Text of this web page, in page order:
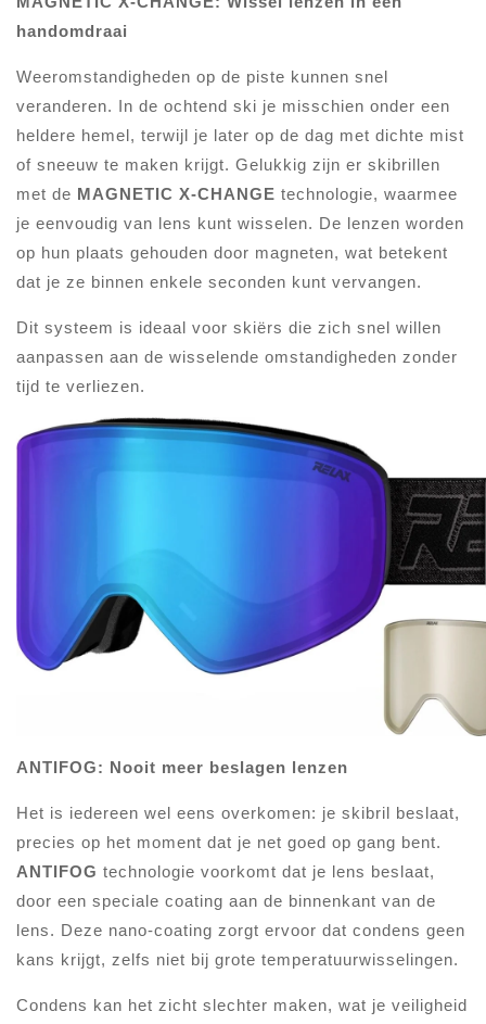
handomdraai
Weeromstandigheden op de piste kunnen snel
veranderen. In de ochtend ski je misschien onder een
heldere hemel, terwijl je later op de dag met dichte mist
of sneeuw te maken krijgt. Gelukkig zijn er skibrillen
met de MAGNETIC X-CHANGE technologie, waarmee
je eenvoudig van lens kunt wisselen. De lenzen worden
op hun plaats gehouden door magneten, wat betekent
dat je ze binnen enkele seconden kunt vervangen.
Dit systeem is ideaal voor skiërs die zich snel willen
aanpassen aan de wisselende omstandigheden zonder
tijd te verliezen.
ANTIFOG: Nooit meer beslagen lenzen
Het is iedereen wel eens overkomen: je skibril beslaat,
precies op het moment dat je net goed op gang bent.
ANTIFOG technologie voorkomt dat je lens beslaat,
door een speciale coating aan de binnenkant van de
lens. Deze nano-coating zorgt ervoor dat condens geen
kans krijgt, zelfs niet bij grote temperatuurwisselingen.
Condens kan het zicht slechter maken, wat je veiligheid